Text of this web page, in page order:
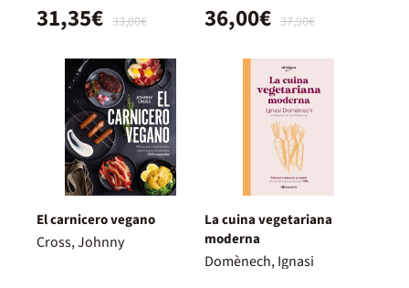
33,00€
31,35€ 37,90€
36,00€
El carnicero vegano
Cross, Johnny
La cuina vegetariana
moderna
Domènech, Ignasi